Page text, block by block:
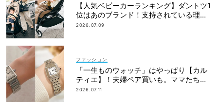
【人気ベビーカーランキング】ダントツ1
位はあのブランド！支持されている理由
は？
2026.07.09
ファッション
「一生ものウォッチ」はやっぱり【カル
ティエ】！夫婦ペア買いも。ママたちが
リアルに選んだモデル
2026.07.11